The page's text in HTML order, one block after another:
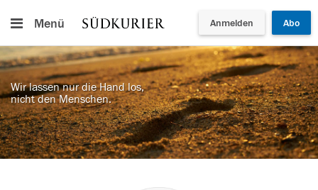
Menü Anmelden Abo
Wir lassen nur die Hand los,
nicht den Menschen.